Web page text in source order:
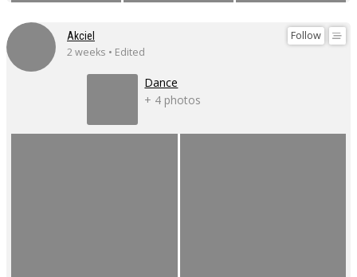
Follow
Akciel
2 weeks • Edited
Dance
+ 4 photos